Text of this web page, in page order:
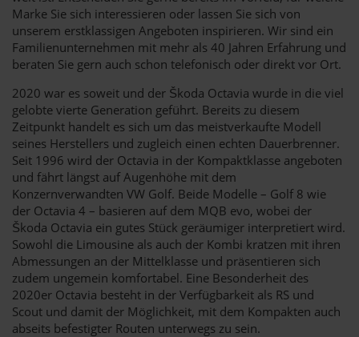
Marke Sie sich interessieren oder lassen Sie sich von
unserem erstklassigen Angeboten inspirieren. Wir sind ein
Familienunternehmen mit mehr als 40 Jahren Erfahrung und
beraten Sie gern auch schon telefonisch oder direkt vor Ort.
2020 war es soweit und der Škoda Octavia wurde in die viel
gelobte vierte Generation geführt. Bereits zu diesem
Zeitpunkt handelt es sich um das meistverkaufte Modell
seines Herstellers und zugleich einen echten Dauerbrenner.
Seit 1996 wird der Octavia in der Kompaktklasse angeboten
und fährt längst auf Augenhöhe mit dem
Konzernverwandten VW Golf. Beide Modelle – Golf 8 wie
der Octavia 4 – basieren auf dem MQB evo, wobei der
Škoda Octavia ein gutes Stück geräumiger interpretiert wird.
Sowohl die Limousine als auch der Kombi kratzen mit ihren
Abmessungen an der Mittelklasse und präsentieren sich
zudem ungemein komfortabel. Eine Besonderheit des
2020er Octavia besteht in der Verfügbarkeit als RS und
Scout und damit der Möglichkeit, mit dem Kompakten auch
abseits befestigter Routen unterwegs zu sein.